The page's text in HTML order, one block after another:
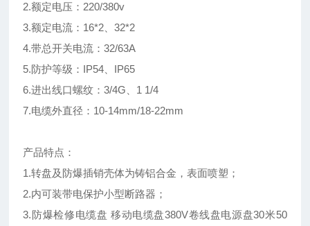
2.额定电压：220/380v
3.额定电流：16*2、32*2
4.带总开关电流：32/63A
5.防护等级：IP54、IP65
6.进出线口螺纹：3/4G、1 1/4
7.电缆外直径：10-14mm/18-22mm
产品特点：
1.转盘及防爆插销壳体为铸铝合金，表面喷塑；
2.内可装带电保护小型断路器；
3.防爆检修电缆盘 移动电缆盘380V卷线盘电源盘30米50